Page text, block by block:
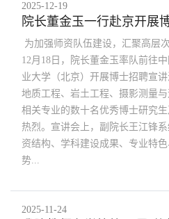
2025-12-19
院长董金玉一行赴京开展
为加强师资队伍建设，汇聚高层
12月18日，院长董金玉率队前往
业大学（北京）开展博士招聘宣
地质工程、岩土工程、摄影测量
相关专业的数十名优秀博士研究
热烈。宣讲会上，副院长王江锋
资结构、学科建设成果、专业特
势...
2025-11-24